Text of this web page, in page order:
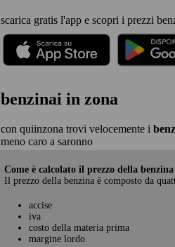
scarica gratis l'app e scopri i prezzi
benzinai in zona
con quiinzona trovi velocemente i
meno caro a saronno
Come è calcolato il prezzo della
Il prezzo della benzina è composto da
accise
iva
costo della materia prima
margine lordo